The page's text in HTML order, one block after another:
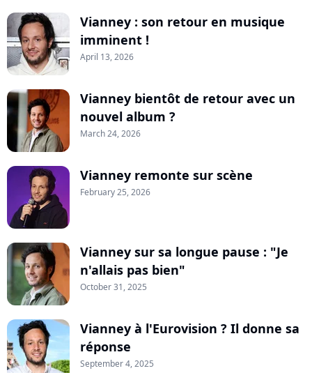
Vianney : son retour en musique
imminent !
April 13, 2026
Vianney bientôt de retour avec un
nouvel album ?
March 24, 2026
Vianney remonte sur scène
February 25, 2026
Vianney sur sa longue pause : "Je
n'allais pas bien"
October 31, 2025
Vianney à l'Eurovision ? Il donne sa
réponse
September 4, 2025